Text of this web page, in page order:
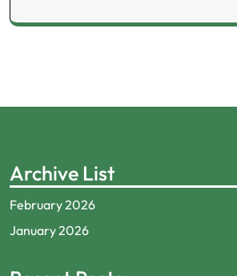
Archive List
February 2026
January 2026